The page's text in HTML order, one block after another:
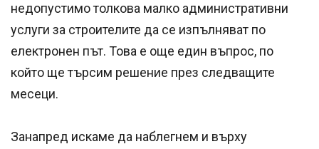
недопустимо толкова малко административни
услуги за строителите да се изпълняват по
електронен път. Това е още един въпрос, по
който ще търсим решение през следващите
месеци.
Занапред искаме да наблегнем и върху